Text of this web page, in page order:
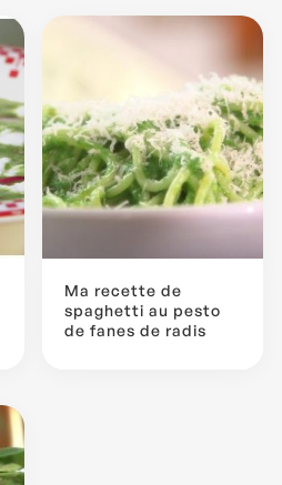
Ma recette de
spaghetti au pesto
de fanes de radis